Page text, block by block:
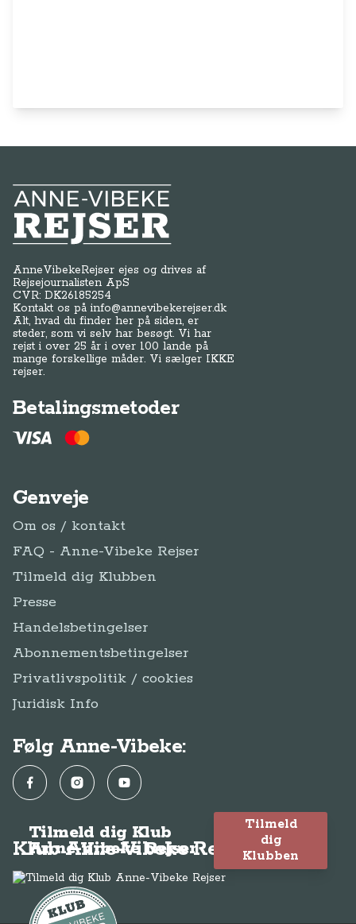
Anne-Vibeke Rejser
AnneVibekeRejser ejes og drives af
Rejsejournalisten ApS
CVR: DK26185254
Kontakt os påinfo@annevibekerejser.dk
Alt, hvad du finder her på siden, er
steder, som vi selv har besøgt. Vi har
rejst i over 25 år i over 100 lande på
mange forskellige måder. Vi sælger IKKE
rejser.
Betalingsmetoder
Genveje
Om os / kontakt
FAQ - Anne-Vibeke Rejser
Tilmeld dig Klubben
Presse
Handelsbetingelser
Abonnementsbetingelser
Privatlivspolitik / cookies
Juridisk Info
Følg Anne-Vibeke:
FacebookInstagramYouTube
Klub Anne-Vibeke Rejser
Tilmeld dig Klub
Anne-Vibeke Rejser
Tilmeld
dig
Klubben